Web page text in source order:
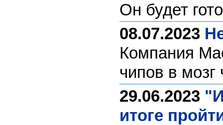
Он будет
08.07.2023
Компания
чипов в
29.06.2023
итоге